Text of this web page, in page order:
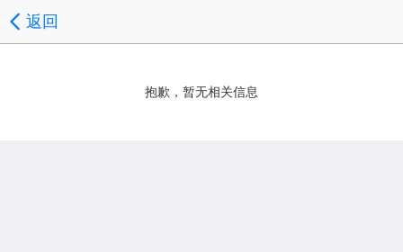
返回
抱歉，暂无相关信息